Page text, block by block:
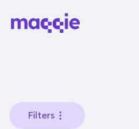
Filters